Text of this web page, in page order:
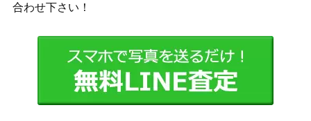
合わせ下さい！